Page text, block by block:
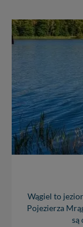
Wągiel to
Pojezierza
są